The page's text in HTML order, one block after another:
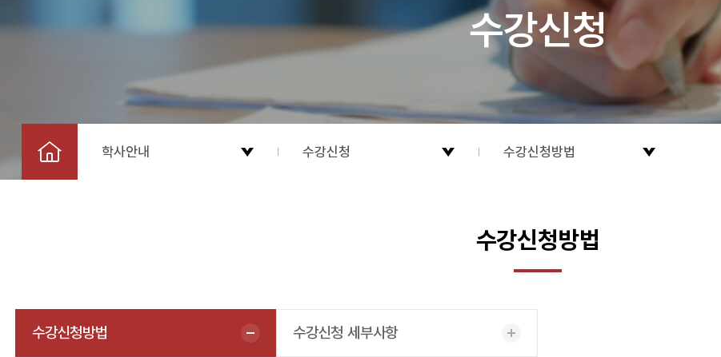
수강신청
학사안내 수강신청 수강신청방법
수강신청방법
수강신청방법 수강신청 세부사항